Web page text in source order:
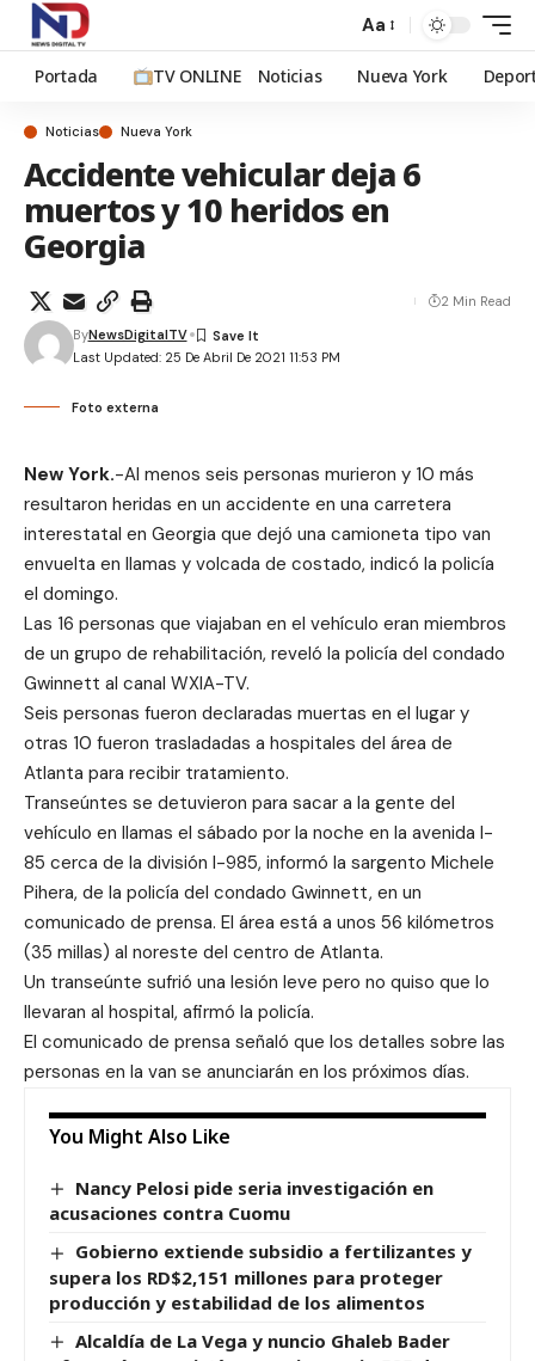
Aa
Portada TV ONLINE Noticias Nueva York
Noticias Nueva York
Accidente vehicular deja 6
muertos y 10 heridos en
Georgia
Last Updated: 25 De Abril De 2021 11:53 PM
ByNewsDigitalTV
2 Min Read
Foto externa
New York.-Al menos seis personas murieron y 10 más
resultaron heridas en un accidente en una carretera
interestatal en Georgia que dejó una camioneta tipo van
envuelta en llamas y volcada de costado, indicó la policía
el domingo.
Las 16 personas que viajaban en el vehículo eran miembros
de un grupo de rehabilitación, reveló la policía del condado
Gwinnett al canal WXIA-TV.
Seis personas fueron declaradas muertas en el lugar y
otras 10 fueron trasladadas a hospitales del área de
Atlanta para recibir tratamiento.
Transeúntes se detuvieron para sacar a la gente del
vehículo en llamas el sábado por la noche en la avenida I-
85 cerca de la división I-985, informó la sargento Michele
Pihera, de la policía del condado Gwinnett, en un
comunicado de prensa. El área está a unos 56 kilómetros
(35 millas) al noreste del centro de Atlanta.
Un transeúnte sufrió una lesión leve pero no quiso que lo
llevaran al hospital, afirmó la policía.
El comunicado de prensa señaló que los detalles sobre las
personas en la van se anunciarán en los próximos días.
You Might Also Like
Nancy Pelosi pide seria investigación en
acusaciones contra Cuomu
Gobierno extiende subsidio a fertilizantes y
supera los RD$2,151 millones para proteger
producción y estabilidad de los alimentos
Alcaldía de La Vega y nuncio Ghaleb Bader